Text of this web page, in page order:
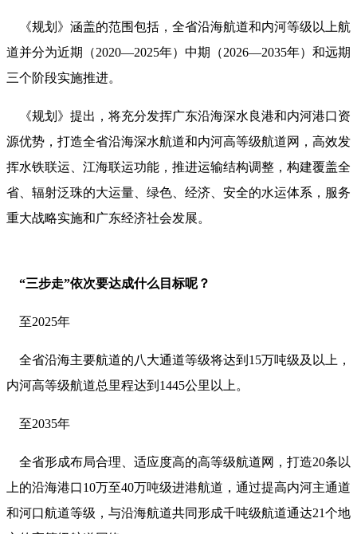
《规划》涵盖的范围包括，全省沿海航道和内河等级以上航
道并分为近期（2020—2025年）中期（2026—2035年）和远期
三个阶段实施推进。
《规划》提出，将充分发挥广东沿海深水良港和内河港口资
源优势，打造全省沿海深水航道和内河高等级航道网，高效发
挥水铁联运、江海联运功能，推进运输结构调整，构建覆盖全
省、辐射泛珠的大运量、绿色、经济、安全的水运体系，服务
重大战略实施和广东经济社会发展。
“三步走”依次要达成什么目标呢？
至2025年
全省沿海主要航道的八大通道等级将达到15万吨级及以上，
内河高等级航道总里程达到1445公里以上。
至2035年
全省形成布局合理、适应度高的高等级航道网，打造20条以
上的沿海港口10万至40万吨级进港航道，通过提高内河主通道
和河口航道等级，与沿海航道共同形成千吨级航道通达21个地